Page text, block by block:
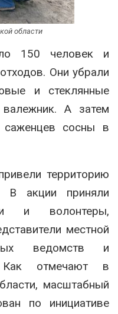
области
150 человек и
Они убрали
и стеклянные
А затем
саженцев сосны в
территорию
В акции приняли
и волонтеры,
местной
ведомств и
Как отмечают в
масштабный
по инициативе